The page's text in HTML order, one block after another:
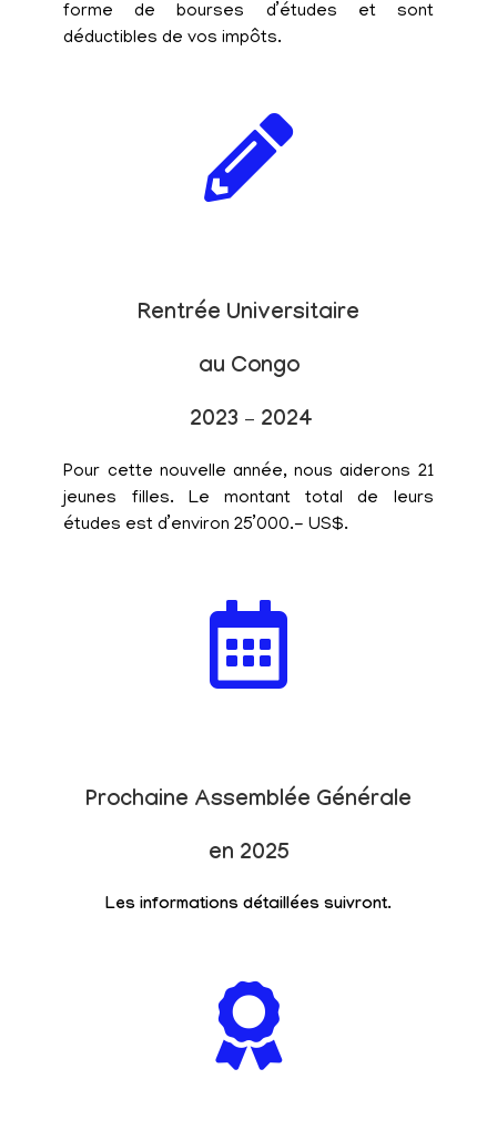
forme de bourses d’études et sont
déductibles de vos impôts.
Rentrée Universitaire
au Congo
2023 – 2024
Pour cette nouvelle année, nous aiderons 21
jeunes filles. Le montant total de leurs
études est d’environ 25’000.- US$.
Prochaine Assemblée Générale
en 2025
Les informations détaillées suivront.